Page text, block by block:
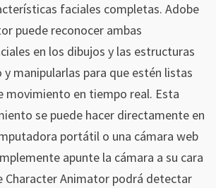
faciales completas. Adobe
puede reconocer ambas
en los dibujos y las estructuras
manipularlas para que estén listas
movimiento en tiempo real. Esta
se puede hacer directamente en
portátil o una cámara web
apunte la cámara a su cara
Character Animator podrá detectar